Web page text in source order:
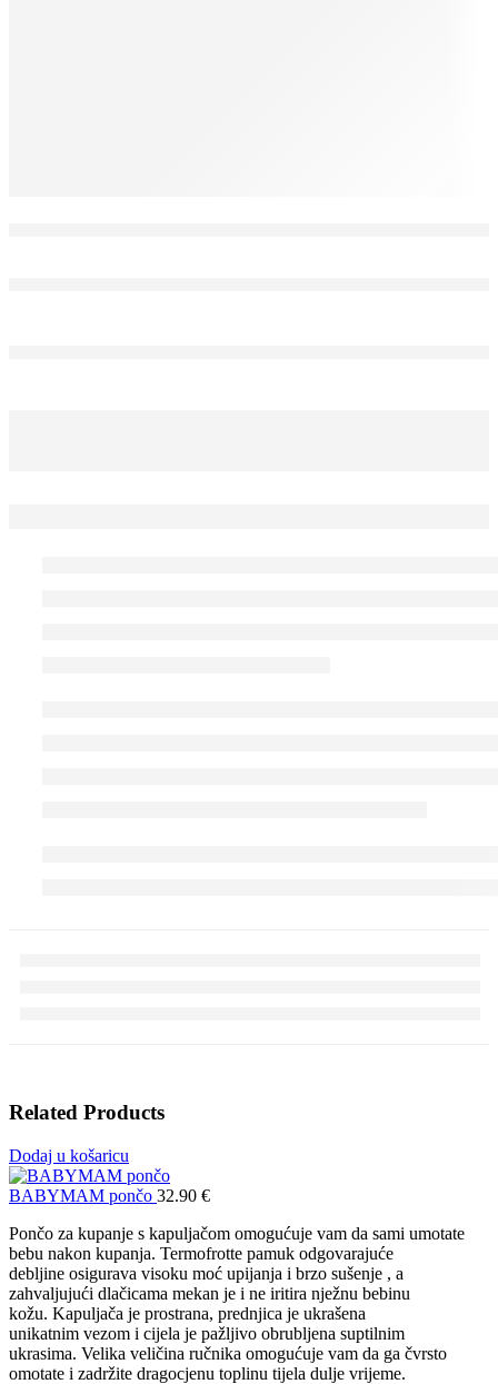
Related Products
Dodaj u košaricu
BABYMAM pončo 32.90 €
Pončo za kupanje s kapuljačom omogućuje vam da sami umotate
bebu nakon kupanja. Termofrotte pamuk odgovarajuće
debljine osigurava visoku moć upijanja i brzo sušenje , a
zahvaljujući dlačicama mekan je i ne iritira nježnu bebinu
kožu. Kapuljača je prostrana, prednjica je ukrašena
unikatnim vezom i cijela je pažljivo obrubljena suptilnim
ukrasima. Velika veličina ručnika omogućuje vam da ga čvrsto
omotate i zadržite dragocjenu toplinu tijela dulje vrijeme.